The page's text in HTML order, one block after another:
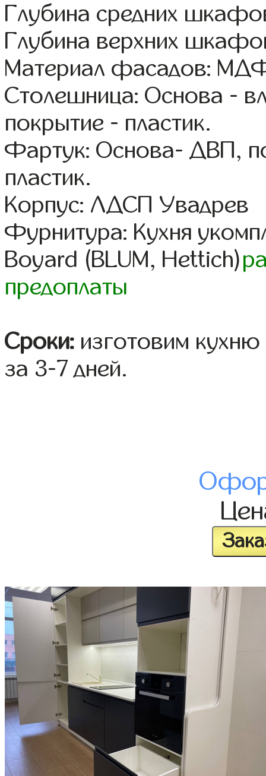
Глубина средних
Глубина верхних
Материал фасадов:
Столешница: Основа -
покрытие - пластик.
Фартук: Основа- ДВП,
пластик.
Корпус: ЛДСП Увадрев
Фурнитура: Кухня
Boyard (BLUM, Hettich)
предоплаты
Сроки: изготовим
за 3-7 дней.